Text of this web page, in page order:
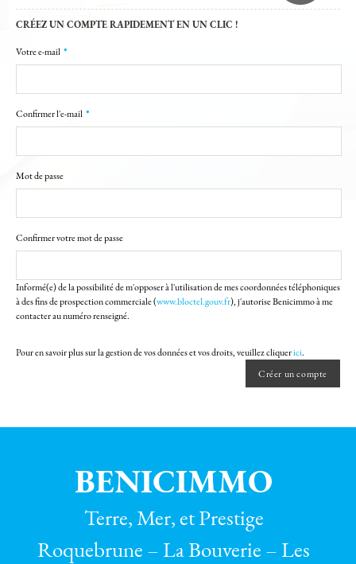
CRÉEZ UN COMPTE RAPIDEMENT EN UN CLIC !
Votre e-mail *
Confirmer l'e-mail *
Mot de passe
Confirmer votre mot de passe
Informé(e) de la possibilité de m'opposer à l'utilisation de mes coordonnées téléphoniques
à des fins de prospection commerciale (www.bloctel.gouv.fr), j'autorise Benicimmo à me
contacter au numéro renseigné.
Pour en savoir plus sur la gestion de vos données et vos droits, veuillez cliquerici.
BENICIMMO
Terre, Mer, et Prestige
Roquebrune – La Bouverie – Les